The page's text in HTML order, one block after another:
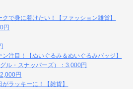
で身に着けたい！【ファッション雑貨】
円
注目！【ぬいぐるみ＆ぬいぐるみバッジ】
ル・スナッパーズ）：3,000円
円
ラッキーに！【雑貨】